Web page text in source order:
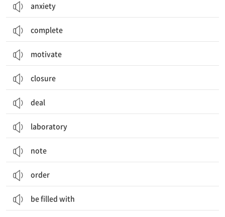
anxiety
complete
motivate
closure
deal
laboratory
note
order
be filled with